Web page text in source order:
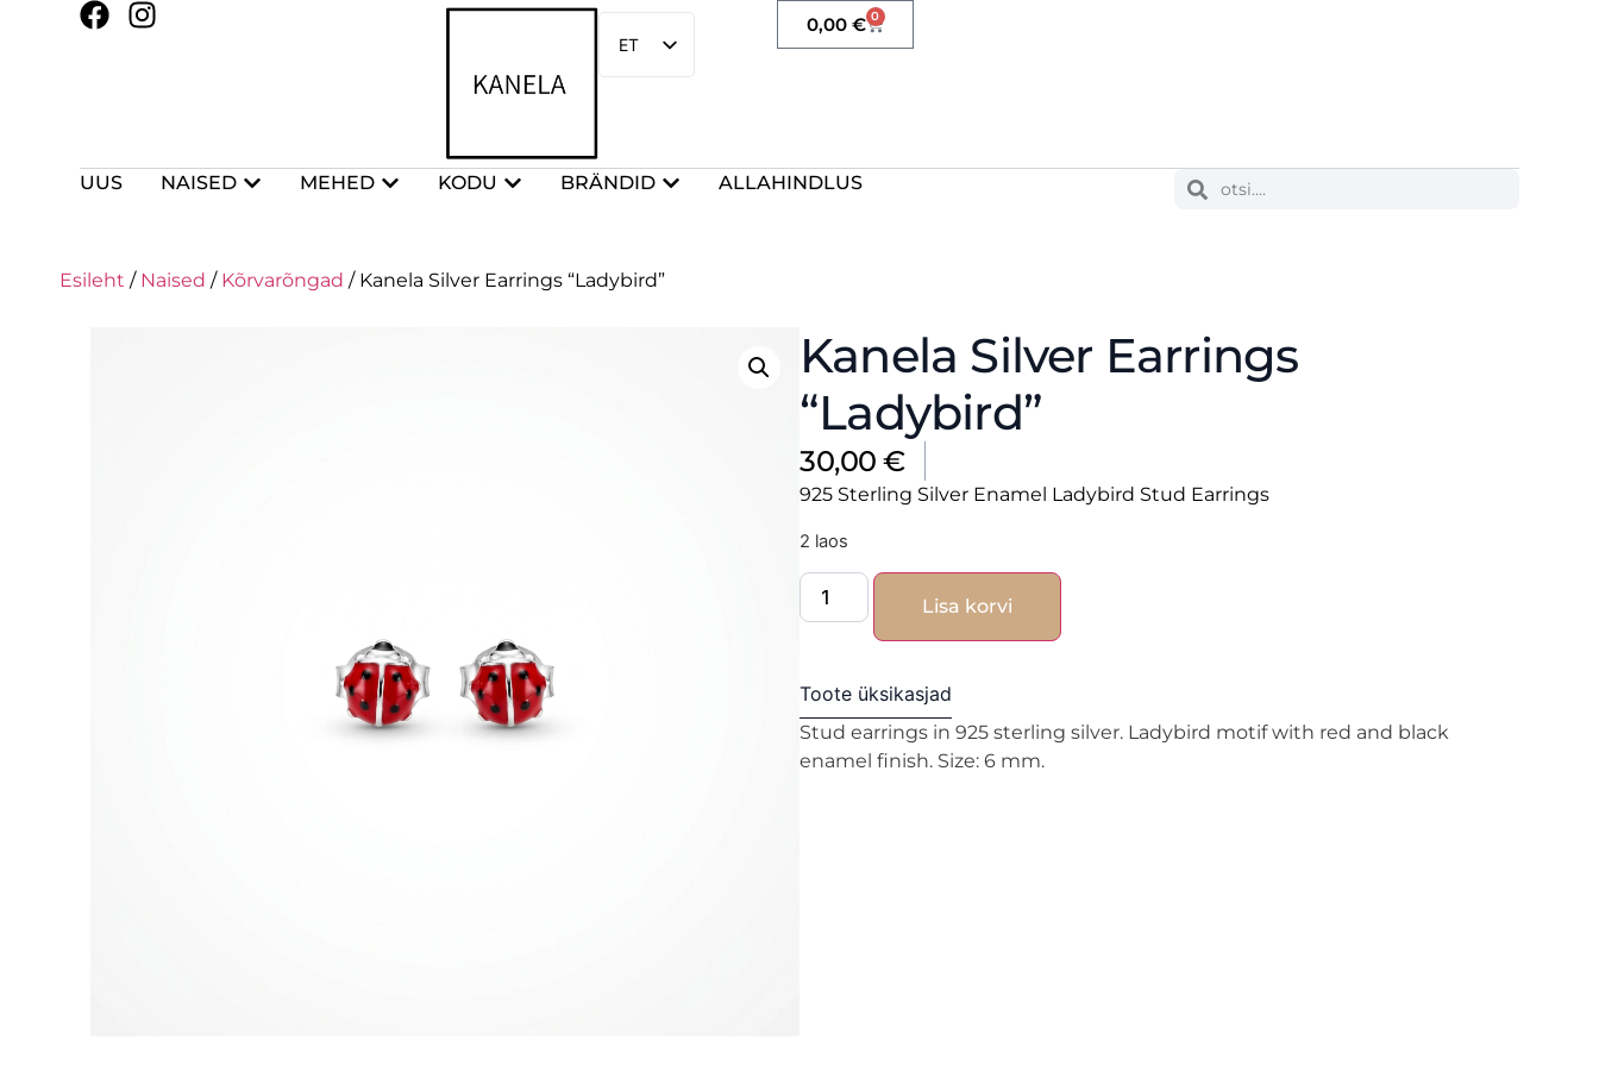
ET
EN
0,00 € 0
UUS NAISED MEHED KODU BRÄNDID ALLAHINDLUS
Esileht / Naised / Kõrvarõngad / Kanela Silver Earrings “Ladybird”
Kanela Silver Earrings
“Ladybird”
30,00€
925 Sterling Silver Enamel Ladybird Stud Earrings
2 laos
Lisa korvi
Toote üksikasjad
Stud earrings in 925 sterling silver. Ladybird motif with red and black
enamel finish. Size: 6 mm.